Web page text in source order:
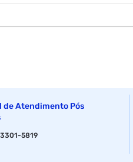
de Atendimento Pós
5819